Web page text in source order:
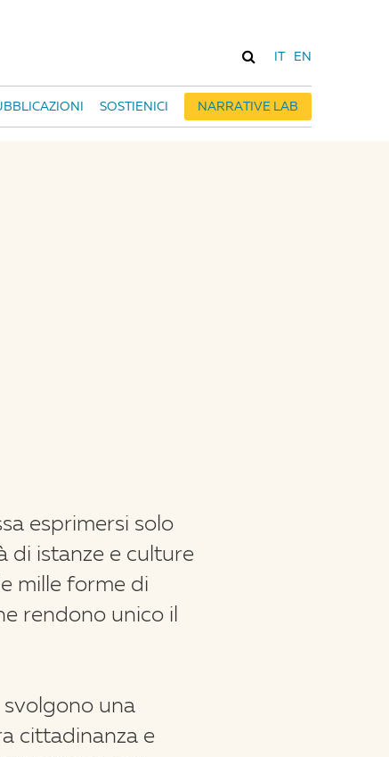
EN
SOSTIENICI NARRATIVE LAB
esprimersi solo
di istanze e culture
mille forme di
rendono unico il
una
cittadinanza e